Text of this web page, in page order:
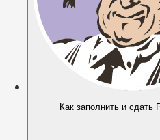
Как заполнить и